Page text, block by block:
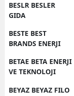
BESLR BESLER
GIDA
BESTE BEST
BRANDS ENERJI
BETAE BETA ENERJI
VE TEKNOLOJI
BEYAZ BEYAZ FILO